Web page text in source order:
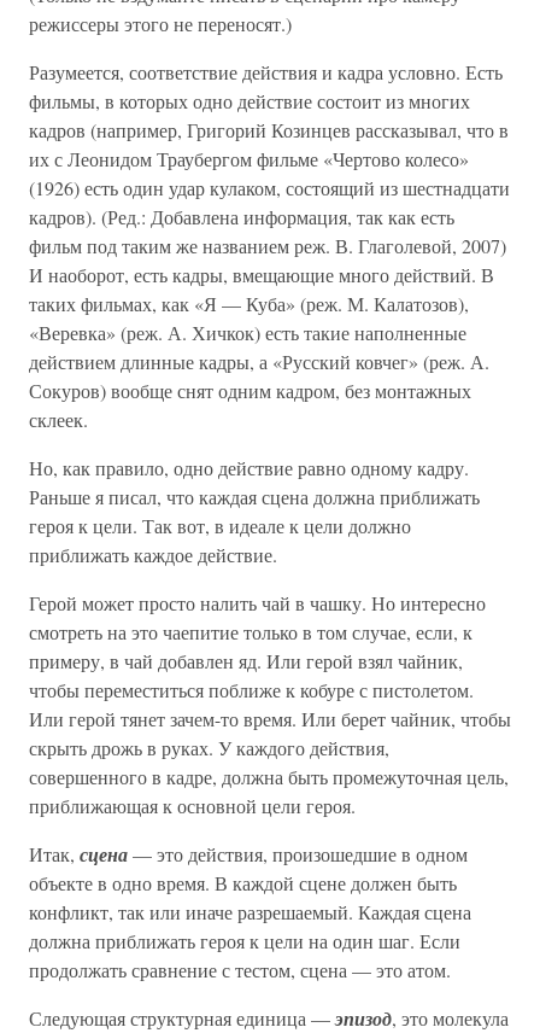
режиссеры этого не переносят.)
Разумеется, соответствие действия и кадра условно. Есть
фильмы, в которых одно действие состоит из многих
кадров (например, Григорий Козинцев рассказывал, что в
их с Леонидом Траубергом фильме «Чертово колесо»
(1926) есть один удар кулаком, состоящий из шестнадцати
кадров). (Ред.: Добавлена информация, так как есть
фильм под таким же названием реж. В. Глаголевой, 2007)
И наоборот, есть кадры, вмещающие много действий. В
таких фильмах, как «Я — Куба» (реж. М. Калатозов),
«Веревка» (реж. А. Хичкок) есть такие наполненные
действием длинные кадры, а «Русский ковчег» (реж. А.
Сокуров) вообще снят одним кадром, без монтажных
склеек.
Но, как правило, одно действие равно одному кадру.
Раньше я писал, что каждая сцена должна приближать
героя к цели. Так вот, в идеале к цели должно
приближать каждое действие.
Герой может просто налить чай в чашку. Но интересно
смотреть на это чаепитие только в том случае, если, к
примеру, в чай добавлен яд. Или герой взял чайник,
чтобы переместиться поближе к кобуре с пистолетом.
Или герой тянет зачем-то время. Или берет чайник, чтобы
скрыть дрожь в руках. У каждого действия,
совершенного в кадре, должна быть промежуточная цель,
приближающая к основной цели героя.
Итак, сцена— это действия, произошедшие в одном
объекте в одно время. В каждой сцене должен быть
конфликт, так или иначе разрешаемый. Каждая сцена
должна приближать героя к цели на один шаг. Если
продолжать сравнение с тестом, сцена — это атом.
Следующая структурная единица —эпизод, это молекула